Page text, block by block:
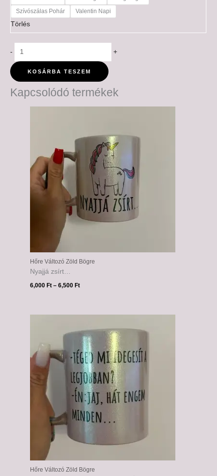
Szívószálas Pohár
Valentin Napi
Törlés
- +
KOSÁRBA TESZEM
Kapcsolódó termékek
Hőre Változó Zöld Bögre
Nyajjá zsírt…
6,000 Ft – 6,500 Ft
Hőre Változó Zöld Bögre
6,500 Ft